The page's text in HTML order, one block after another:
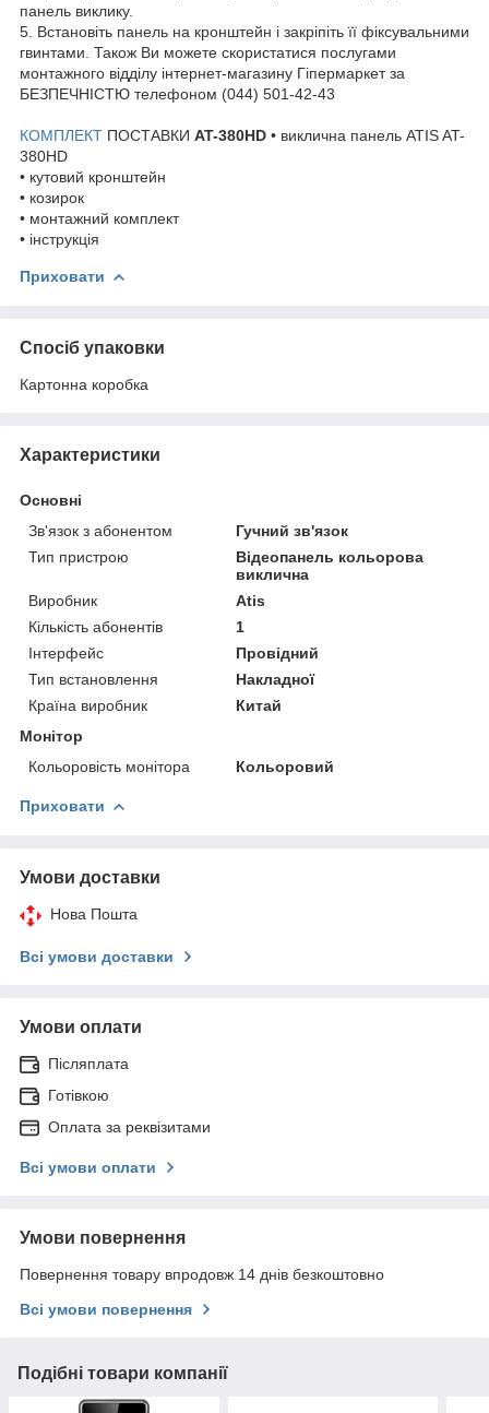
панель виклику.
5. Встановіть панель на кронштейн і закріпіть її фіксувальними
гвинтами. Також Ви можете скористатися послугами
монтажного відділу інтернет-магазину Гіпермаркет за
БЕЗПЕЧНІСТЮ телефоном (044) 501-42-43
КОМПЛЕКТ ПОСТАВКИ AT-380HD • виклична панель ATIS AT-
380HD
• кутовий кронштейн
• козирок
• монтажний комплект
• інструкція
Приховати
Спосіб упаковки
Картонна коробка
Характеристики
Основні
Зв'язок з абонентом
Гучний зв'язок
Тип пристрою
Відеопанель кольорова
виклична
Виробник
Atis
Кількість абонентів
1
Інтерфейс
Провідний
Тип встановлення
Накладної
Країна виробник
Китай
Монітор
Кольоровість монітора
Кольоровий
Приховати
Умови доставки
Нова Пошта
Всі умови доставки
Умови оплати
Післяплата
Готівкою
Оплата за реквізитами
Всі умови оплати
Умови повернення
Повернення товару впродовж 14 днів безкоштовно
Всі умови повернення
Подібні товари компанії